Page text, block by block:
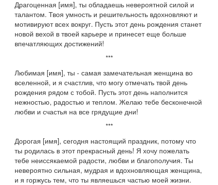
Драгоценная [имя], ты обладаешь невероятной силой и
талантом. Твоя умность и решительность вдохновляют и
мотивируют всех вокруг. Пусть этот день рождения станет
новой вехой в твоей карьере и принесет еще больше
впечатляющих достижений!
***
Любимая [имя], ты - самая замечательная женщина во
вселенной, и я счастлив, что могу отмечать твой день
рождения рядом с тобой. Пусть этот день наполнится
нежностью, радостью и теплом. Желаю тебе бесконечной
любви и счастья на все грядущие дни!
***
Дорогая [имя], сегодня настоящий праздник, потому что
ты родилась в этот прекрасный день! Я хочу пожелать
тебе неиссякаемой радости, любви и благополучия. Ты
невероятно сильная, мудрая и вдохновляющая женщина,
и я горжусь тем, что ты являешься частью моей жизни.